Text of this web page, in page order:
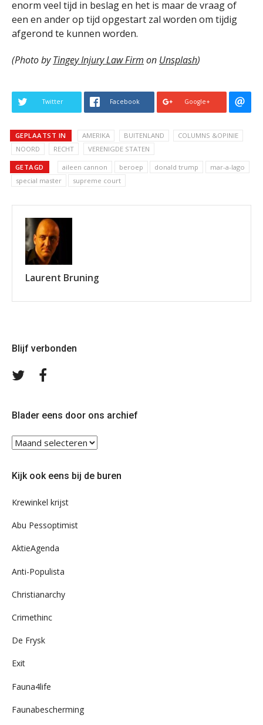
enorm veel tijd in beslag en het is maar de vraag of
een en ander op tijd opgestart zal worden om tijdig
afgerond te kunnen worden.
(Photo byTingey Injury Law Firm on Unsplash)
Twitter Facebook Google+
GEPLAATST IN AMERIKA BUITENLAND
COLUMNS &OPINIE
NOORD
RECHT VERENIGDE STATEN
GETAGD aileen cannon beroep donald trump
mar-a-lago
special master
supreme court
Laurent Bruning
Blijf verbonden
Volg
Blader eens door ons archief
Blader
eens
ons
Kijk ook eens bij de buren
Krewinkel krijst
Abu Pessoptimist
AktieAgenda
Anti-Populista
Christianarchy
Crimethinc
De Frysk
Exit
Fauna4life
Faunabescherming